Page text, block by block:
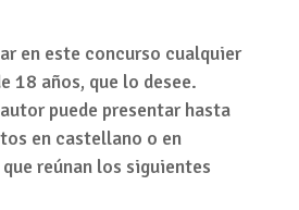
en este concurso cualquier
18 años, que lo desee.
puede presentar hasta
en castellano o en
reúnan los siguientes